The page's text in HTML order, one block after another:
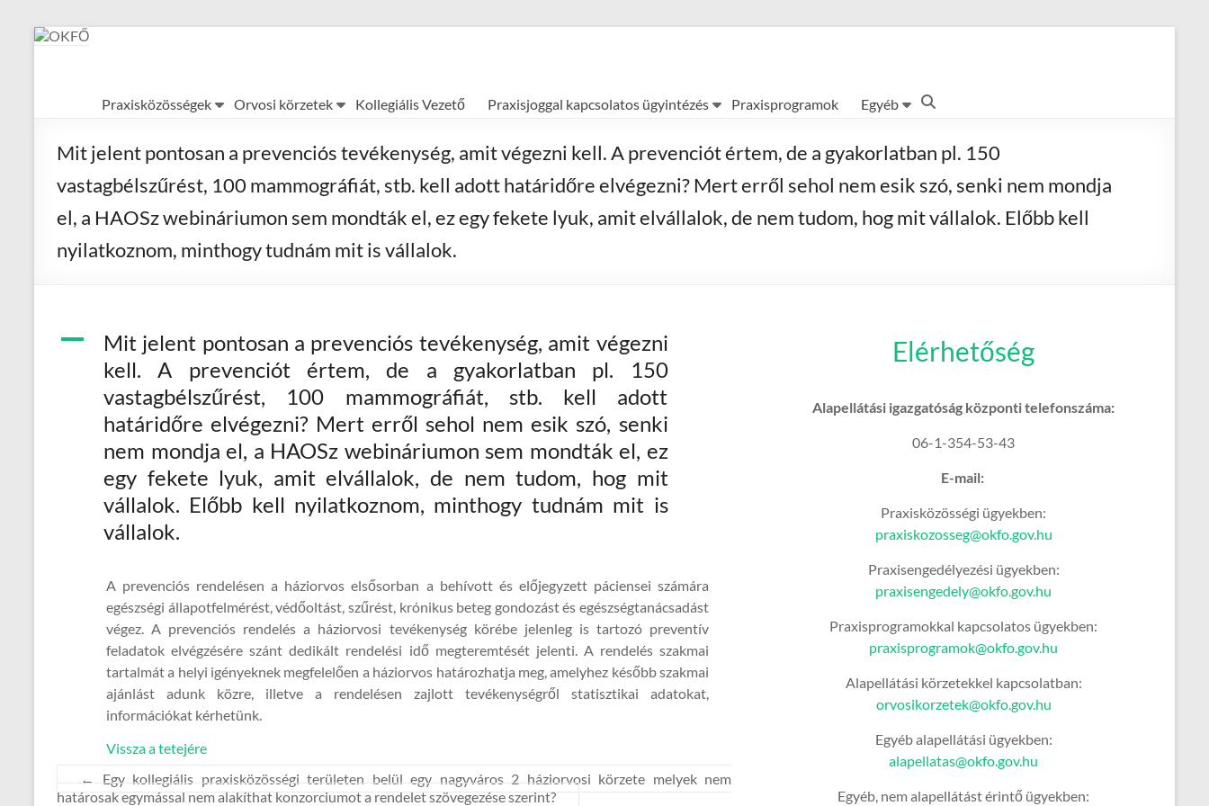
Skip
Praxisközösségek Orvosi körzetek Kollegiális Vezető Praxisjoggal kapcsolatos ügyintézés Praxisprogramok Egyéb
Mit jelent pontosan a prevenciós tevékenység, amit végezni kell. A prevenciót értem, de a gyakorlatban pl. 150
vastagbélszűrést, 100 mammográfiát, stb. kell adott határidőre elvégezni? Mert erről sehol nem esik szó, senki nem mondja
el, a HAOSz webináriumon sem mondták el, ez egy fekete lyuk, amit elvállalok, de nem tudom, hog mit vállalok. Előbb kell
nyilatkoznom, minthogy tudnám mit is vállalok.
A
Mit jelent pontosan a prevenciós tevékenység, amit végezni
kell. A prevenciót értem, de a gyakorlatban pl. 150
vastagbélszűrést, 100 mammográfiát, stb. kell adott
határidőre elvégezni? Mert erről sehol nem esik szó, senki
nem mondja el, a HAOSz webináriumon sem mondták el, ez
egy fekete lyuk, amit elvállalok, de nem tudom, hog mit
vállalok. Előbb kell nyilatkoznom, minthogy tudnám mit is
vállalok.
A prevenciós rendelésen a háziorvos elsősorban a behívott és előjegyzett páciensei számára
egészségi állapotfelmérést, védőoltást, szűrést, krónikus beteg gondozást és egészségtanácsadást
végez. A prevenciós rendelés a háziorvosi tevékenység körébe jelenleg is tartozó preventív
feladatok elvégzésére szánt dedikált rendelési idő megteremtését jelenti. A rendelés szakmai
tartalmát a helyi igényeknek megfelelően a háziorvos határozhatja meg, amelyhez később szakmai
ajánlást adunk közre, illetve a rendelésen zajlott tevékenységről statisztikai adatokat,
információkat kérhetünk.
Vissza a tetejére
←
Egy kollegiális praxisközösségi területen belül egy nagyváros 2 háziorvosi körzete melyek nem
határosak egymással nem alakíthat konzorciumot a rendelet szövegezése szerint?
Elérhetőség
Alapellátási igazgatóság központi telefonszáma:
06-1-354-53-43
E-mail:
Praxisközösségi ügyekben:
praxiskozosseg@okfo.gov.hu
Praxisengedélyezési ügyekben:
praxisengedely@okfo.gov.hu
Praxisprogramokkal kapcsolatos ügyekben:
praxisprogramok@okfo.gov.hu
Alapellátási körzetekkel kapcsolatban:
orvosikorzetek@okfo.gov.hu
Egyéb alapellátási ügyekben:
alapellatas@okfo.gov.hu
Egyéb, nem alapellátást érintő ügyekben: